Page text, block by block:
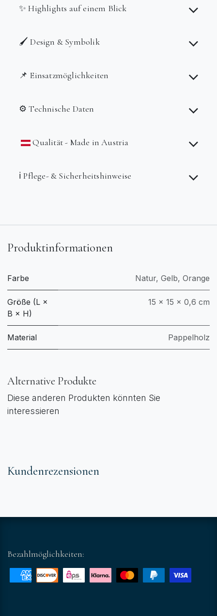
✨ Highlights auf einem Blick
🖌️ Design & Symbolik
📌 Einsatzmöglichkeiten
⚙️ Technische Daten
Qualität - Made in Austria
ℹ️ Pflege- & Sicherheitshinweise
Produktinformationen
Farbe Natur, Gelb, Orange
Größe (L ×
B × H)
15 × 15 × 0,6 cm
Material Pappelholz
Alternative Produkte
Diese anderen Produkten könnten Sie
interessieren
Kundenrezensionen
Bezahlmöglichkeiten: